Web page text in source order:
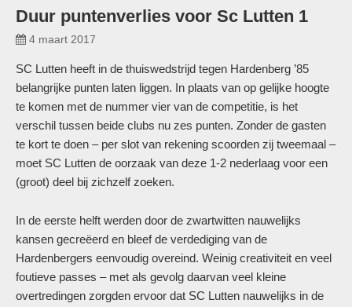
Duur puntenverlies voor Sc Lutten 1
4 maart 2017
SC Lutten heeft in de thuiswedstrijd tegen Hardenberg ’85
belangrijke punten laten liggen. In plaats van op gelijke hoogte
te komen met de nummer vier van de competitie, is het
verschil tussen beide clubs nu zes punten. Zonder de gasten
te kort te doen – per slot van rekening scoorden zij tweemaal –
moet SC Lutten de oorzaak van deze 1-2 nederlaag voor een
(groot) deel bij zichzelf zoeken.
In de eerste helft werden door de zwartwitten nauwelijks
kansen gecreëerd en bleef de verdediging van de
Hardenbergers eenvoudig overeind. Weinig creativiteit en veel
foutieve passes – met als gevolg daarvan veel kleine
overtredingen zorgden ervoor dat SC Lutten nauwelijks in de